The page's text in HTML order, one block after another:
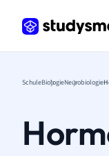
SchuleBiologieNeurobiologie